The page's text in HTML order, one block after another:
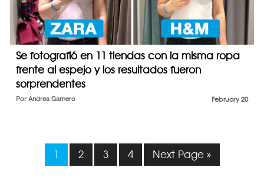
Se fotografió en 11 tiendas con la misma ropa
frente al espejo y los resultados fueron
sorprendentes
February 20
Por Andrea Gamero
1 2 3 4 Next Page »